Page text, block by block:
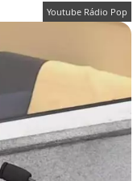
Youtube Rádio Pop